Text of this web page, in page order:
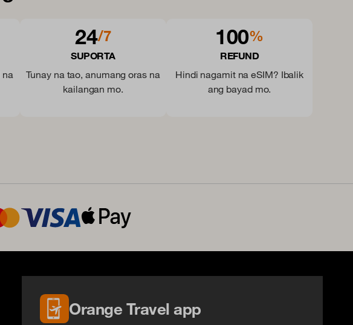
na
24/7
SUPORTA
Tunay na tao, anumang oras na
kailangan mo.
100%
REFUND
Hindi nagamit na eSIM? Ibalik
ang bayad mo.
Orange Travel app